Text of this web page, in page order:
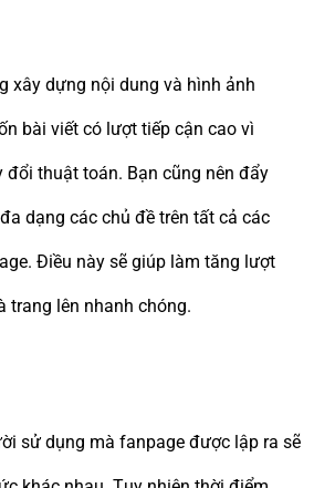
xây dựng nội dung và hình ảnh
bài viết có lượt tiếp cận cao vì
đổi thuật toán. Bạn cũng nên đẩy
dạng các chủ đề trên tất cả các
Điều này sẽ giúp làm tăng lượt
trang lên nhanh chóng.
sử dụng mà fanpage được lập ra sẽ